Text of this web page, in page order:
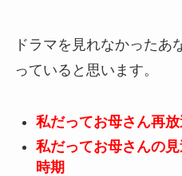
ドラマを見れなかったあ
っていると思います。
私だってお母さん再
私だってお母さんの
時期